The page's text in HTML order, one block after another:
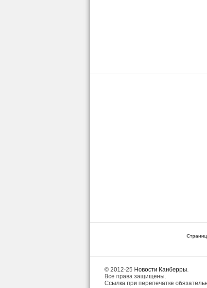
© 2012-25 Новости Канберры.
Все права защищены.
Ссылка при перепечатке